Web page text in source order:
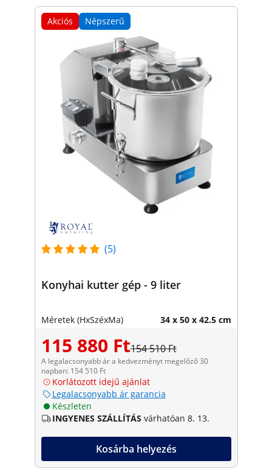
Akciós Népszerű
(5)
Konyhai kutter gép - 9 liter
Méretek (HxSzéxMa) 34 x 50 x 42.5 cm
115 880 Ft154 510 Ft
A legalacsonyabb ár a kedvezményt megelőző 30
napban: 154 510 Ft
Korlátozott idejű ajánlat
Legalacsonyabb ár garancia
Készleten
INGYENES SZÁLLÍTÁS várhatóan 8. 13.
Kosárba helyezés